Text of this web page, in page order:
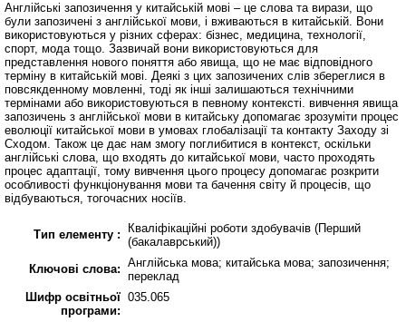
Англійські запозичення у китайській мові – це слова та вирази, що
були запозичені з англійської мови, і вживаються в китайській. Вони
використовуються у різних сферах: бізнес, медицина, технології,
спорт, мода тощо. Зазвичай вони використовуються для
представлення нового поняття або явища, що не має відповідного
терміну в китайській мові. Деякі з цих запозичених слів збереглися в
повсякденному мовленні, тоді як інші залишаються технічними
термінами або використовуються в певному контексті. вивчення явища
запозичень з англійської мови в китайську допомагає зрозуміти процес
еволюції китайської мови в умовах глобалізації та контакту Заходу зі
Сходом. Також це дає нам змогу поглибитися в контекст, оскільки
англійські слова, що входять до китайської мови, часто проходять
процес адаптації, тому вивчення цього процесу допомагає розкрити
особливості функціонування мови та бачення світу й процесів, що
відбуваються, тогочасних носіїв.
Тип елементу :
Кваліфікаційні роботи здобувачів (Перший
(бакалаврський))
Ключові слова: Англійська мова; китайська мова; запозичення;
переклад
Шифр освітньої
програми:
035.065